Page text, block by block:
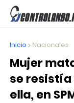
Inicio Nacionales
Mujer
se
ella, en